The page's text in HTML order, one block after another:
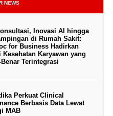
NEWS
Inovasi AI hingga
di Rumah Sakit:
for Business Hadirkan
Kesehatan Karyawan yang
Benar Terintegrasi
Perkuat Clinical
Berbasis Data Lewat
MAB